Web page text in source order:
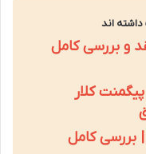
اند
و بررسی کامل
کلار
| بررسی کامل